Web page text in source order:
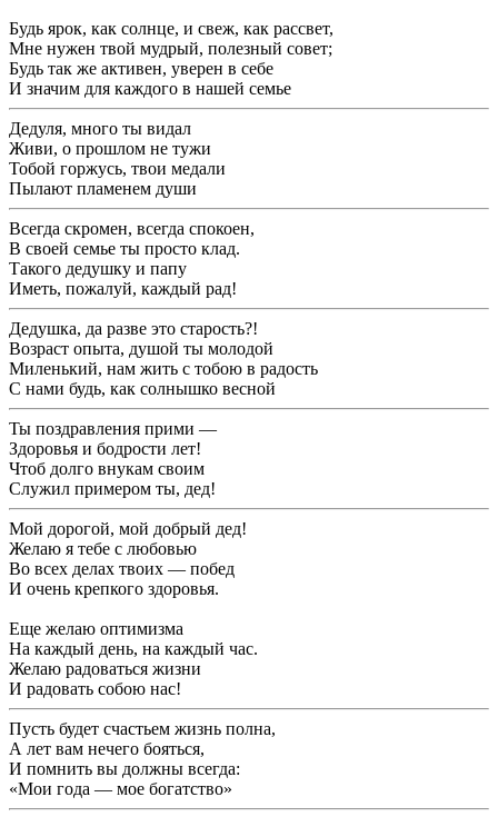
Будь ярок, как солнце, и свеж, как рассвет,
Мне нужен твой мудрый, полезный совет;
Будь так же активен, уверен в себе
И значим для каждого в нашей семье
Дедуля, много ты видал
Живи, о прошлом не тужи
Тобой горжусь, твои медали
Пылают пламенем души
Всегда скромен, всегда спокоен,
В своей семье ты просто клад.
Такого дедушку и папу
Иметь, пожалуй, каждый рад!
Дедушка, да разве это старость?!
Возраст опыта, душой ты молодой
Миленький, нам жить с тобою в радость
С нами будь, как солнышко весной
Ты поздравления прими —
Здоровья и бодрости лет!
Чтоб долго внукам своим
Служил примером ты, дед!
Мой дорогой, мой добрый дед!
Желаю я тебе с любовью
Во всех делах твоих — побед
И очень крепкого здоровья.
Еще желаю оптимизма
На каждый день, на каждый час.
Желаю радоваться жизни
И радовать собою нас!
Пусть будет счастьем жизнь полна,
А лет вам нечего бояться,
И помнить вы должны всегда:
«Мои года — мое богатство»